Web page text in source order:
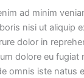
ad minim
nisi ut aliquip
dolor in
dolore eu fugiat
omnis iste natus